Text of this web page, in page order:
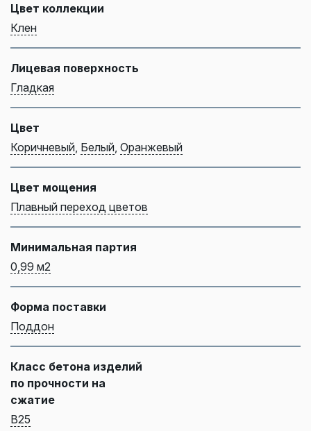
Цвет коллекции
Клен
Лицевая поверхность
Гладкая
Цвет
Коричневый Белый Оранжевый
Цвет мощения
Плавный переход цветов
Минимальная партия
0,99 м2
Форма поставки
Поддон
Класс бетона изделий
по прочности на
сжатие
B25